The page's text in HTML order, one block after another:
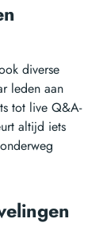
diverse
leden aan
tot live Q&A-
altijd iets